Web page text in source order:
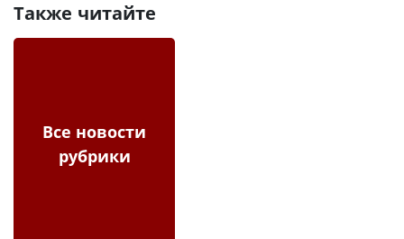
Также читайте
Все новости
рубрики